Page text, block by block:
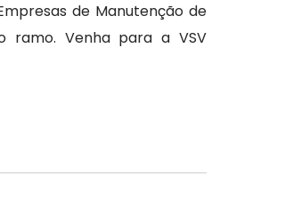
de Manutenção de
ramo. Venha para a VSV